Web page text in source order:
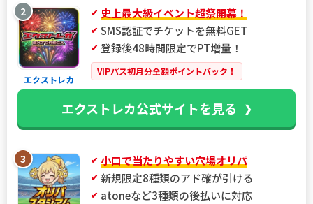
2
エクストレカ
史上最大級イベント超祭開幕！
SMS認証でチケットを無料GET
登録後48時間限定でPT増量！
VIPパス初月分全額ポイントバック！
エクストレカ公式サイトを見る
3
小口で当たりやすい穴場オリパ
新規限定8種類のアド確が引ける
atoneなど3種類の後払いに対応